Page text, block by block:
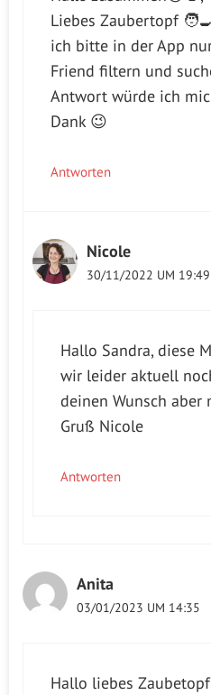
Liebes Zaubertopf
ich bitte in der App
Friend filtern und
Antwort würde ich
Dank 😉
Antworten
Nicole
30/11/2022 UM 19:49
Hallo Sandra, diese
wir leider aktuell
deinen Wunsch aber
Gruß Nicole
Antworten
Anita
03/01/2023 UM 14:35
Hallo liebes